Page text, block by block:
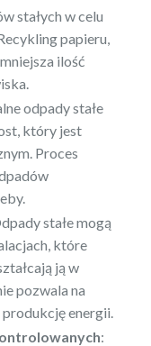
stałych w celu
papieru,
ilość
odpady stałe
który jest
Proces
stałe mogą
które
ją w
pozwala na
energii.
: